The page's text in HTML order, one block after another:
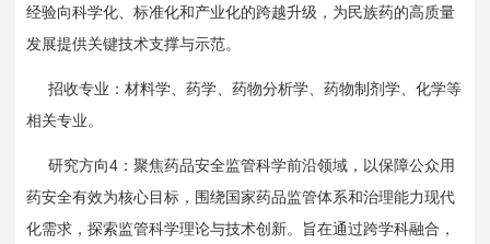
经验向科学化、标准化和产业化的跨越升级，为民族药的高质量
发展提供关键技术支撑与示范。
招收专业：材料学、药学、药物分析学、药物制剂学、化学等
相关专业。
研究方向4 ：聚焦药品安全监管科学前沿领域，以保障公众用
药安全有效为核心目标，围绕国家药品监管体系和治理能力现代
化需求，探索监管科学理论与技术创新。旨在通过跨学科融合，